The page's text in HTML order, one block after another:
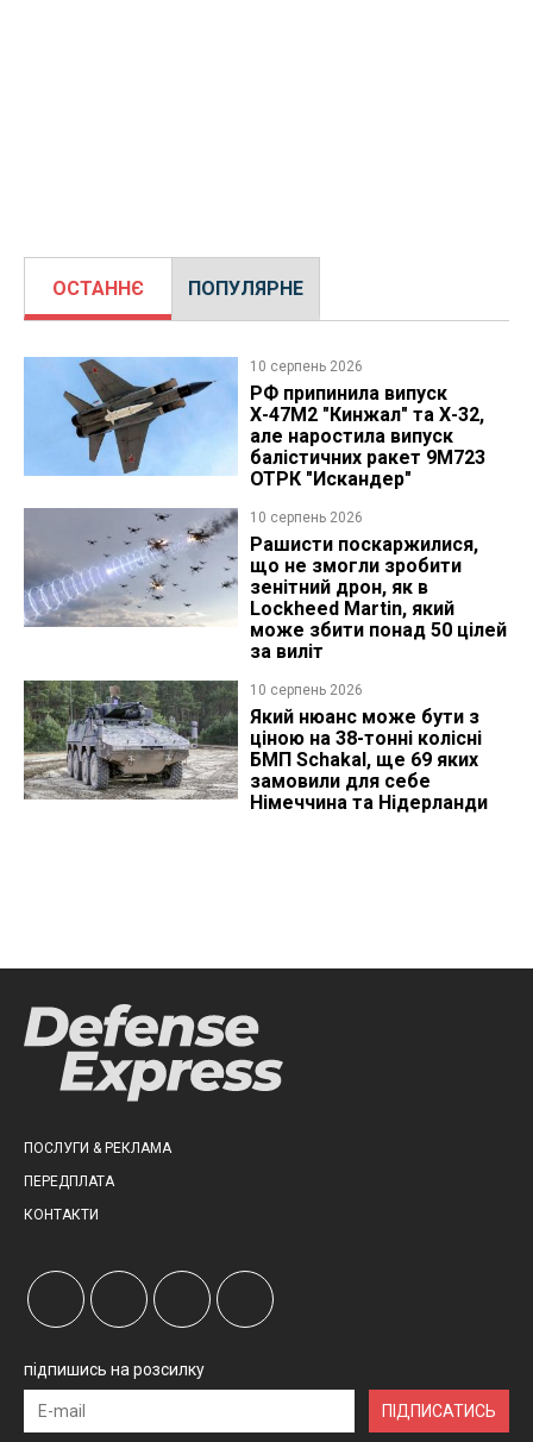
ОСТАННЄ ПОПУЛЯРНЕ
10 серпень 2026
РФ припинила випуск
Х-47М2 "Кинжал" та Х-32,
але наростила випуск
балістичних ракет 9М723
ОТРК "Искандер"
10 серпень 2026
Рашисти поскаржилися,
що не змогли зробити
зенітний дрон, як в
Lockheed Martin, який
може збити понад 50 цілей
за виліт
10 серпень 2026
Який нюанс може бути з
ціною на 38-тонні колісні
БМП Schakal, ще 69 яких
замовили для себе
Німеччина та Нідерланди
ПОСЛУГИ & РЕКЛАМА
ПЕРЕДПЛАТА
КОНТАКТИ
підпишись на розсилку
ПІДПИСАТИСЬ